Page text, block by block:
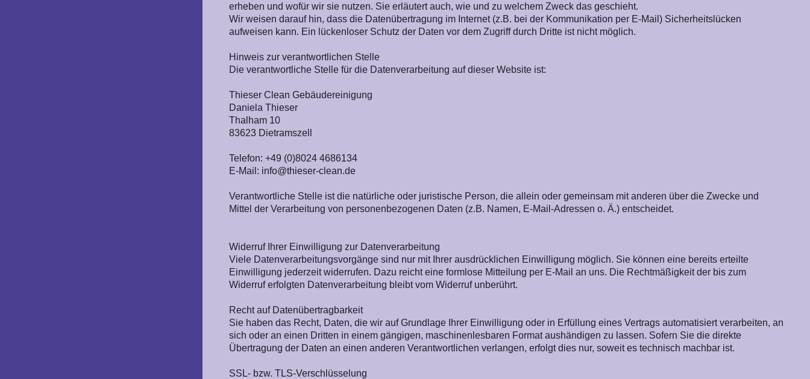
erheben und wofür wir sie nutzen. Sie erläutert auch, wie und zu welchem Zweck das geschieht.
Wir weisen darauf hin, dass die Datenübertragung im Internet (z.B. bei der Kommunikation per E-Mail) Sicherheitslücken
aufweisen kann. Ein lückenloser Schutz der Daten vor dem Zugriff durch Dritte ist nicht möglich.
Hinweis zur verantwortlichen Stelle
Die verantwortliche Stelle für die Datenverarbeitung auf dieser Website ist:
Thieser Clean Gebäudereinigung
Daniela Thieser
Thalham 10
83623 Dietramszell
Telefon: +49 (0)8024 4686134
E-Mail: info@thieser-clean.de
Verantwortliche Stelle ist die natürliche oder juristische Person, die allein oder gemeinsam mit anderen über die Zwecke und
Mittel der Verarbeitung von personenbezogenen Daten (z.B. Namen, E-Mail-Adressen o. Ä.) entscheidet.
Widerruf Ihrer Einwilligung zur Datenverarbeitung
Viele Datenverarbeitungsvorgänge sind nur mit Ihrer ausdrücklichen Einwilligung möglich. Sie können eine bereits erteilte
Einwilligung jederzeit widerrufen. Dazu reicht eine formlose Mitteilung per E-Mail an uns. Die Rechtmäßigkeit der bis zum
Widerruf erfolgten Datenverarbeitung bleibt vom Widerruf unberührt.
Recht auf Datenübertragbarkeit
Sie haben das Recht, Daten, die wir auf Grundlage Ihrer Einwilligung oder in Erfüllung eines Vertrags automatisiert verarbeiten, an
sich oder an einen Dritten in einem gängigen, maschinenlesbaren Format aushändigen zu lassen. Sofern Sie die direkte
Übertragung der Daten an einen anderen Verantwortlichen verlangen, erfolgt dies nur, soweit es technisch machbar ist.
SSL- bzw. TLS-Verschlüsselung